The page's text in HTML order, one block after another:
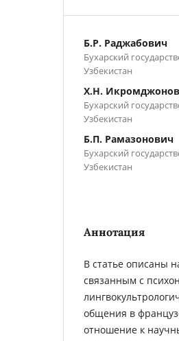
Б.Р. Раджабович
Бухарский
Узбекистан
Х.Н.
Бухарский
Узбекистан
Б.П. Рамазонович
Бухарский
Узбекистан
Аннотация
В статье описаны
связанным с
общения в
отношение к